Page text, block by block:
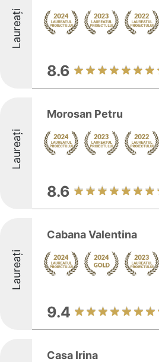
Laureați
8.6
Laureați
Morosan Petru
8.6
Laureați
Cabana Valentina
9.4
Casa Irina